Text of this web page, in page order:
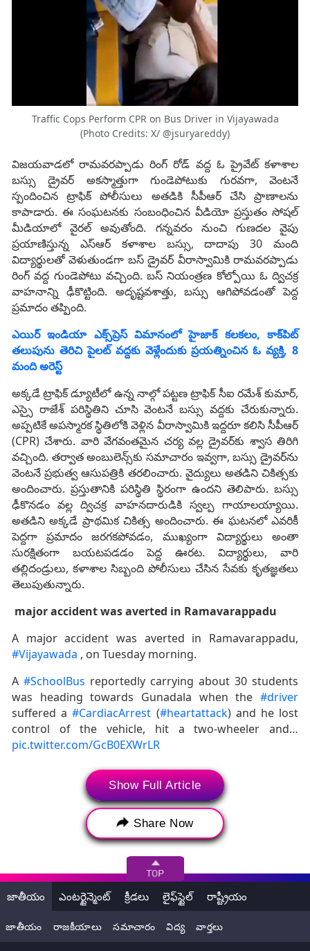
Traffic Cops Perform CPR on Bus Driver in Vijayawada
(Photo Credits: X/ @jsuryareddy)
విజయవాడలో రామవరప్పాడు రింగ్‌ రోడ్ వద్ద ఓ ప్రైవేట్ కళాశాల
బస్సు డ్రైవర్‌ అకస్మాత్తుగా గుండెపోటుకు గురవగా, వెంటనే
స్పందించిన ట్రాఫిక్‌ పోలీసులు అతడికి సీపీఆర్‌ చేసి ప్రాణాలను
కాపాడారు. ఈ సంఘటనకు సంబంధించిన వీడియో ప్రస్తుతం సోషల్
మీడియాలో వైరల్ అవుతోంది. గన్నవరం నుంచి గుణదల వైపు
ప్రయాణిస్తున్న ఎస్‌ఆర్‌ కళాశాల బస్సు, దాదాపు 30 మంది
విద్యార్థులతో వెళుతుండగా బస్‌ డ్రైవర్ వీరాస్వామికి రామవరప్పాడు
రింగ్ వద్ద గుండెపోటు వచ్చింది. బస్ నియంత్రణ కోల్పోయి ఓ ద్విచక్ర
వాహనాన్ని ఢీకొట్టింది. అదృష్టవశాత్తు, బస్సు ఆగిపోవడంతో పెద్ద
ప్రమాదం తప్పింది.
ఎయిర్ ఇండియా ఎక్స్‌ప్రెస్‌ విమానంలో హైజాక్ కలకలం, కాక్‌పిట్
తలుపును తెరిచి పైలట్ వద్దకు వెళ్లేందుకు ప్రయత్నించిన ఓ వ్యక్తి, 8
మంది అరెస్ట్
అక్కడే ట్రాఫిక్ డ్యూటీలో ఉన్న నాల్గో పట్టణ ట్రాఫిక్ సీఐ రమేశ్ కుమార్,
ఎస్సై రాజేశ్ పరిస్థితిని చూసి వెంటనే బస్సు వద్దకు చేరుకున్నారు.
అప్పటికే అపస్మారక స్థితిలోకి వెళ్లిన వీరాస్వామికి ఇద్దరూ కలిసి సీపీఆర్
(CPR) చేశారు. వారి వేగవంతమైన చర్య వల్ల డ్రైవర్‌కు శ్వాస తిరిగి
వచ్చింది. తర్వాత అంబులెన్స్‌కు సమాచారం ఇవ్వగా, బస్సు డ్రైవర్‌ను
వెంటనే ప్రభుత్వ ఆసుపత్రికి తరలించారు. వైద్యులు అతడిని చికిత్సకు
అందించారు. ప్రస్తుతానికి పరిస్థితి స్థిరంగా ఉందని తెలిపారు. బస్సు
ఢీకొనడం వల్ల ద్విచక్ర వాహనదారుడికి స్వల్ప గాయాలయ్యాయి.
అతడిని అక్కడే ప్రాథమిక చికిత్స అందించారు. ఈ ఘటనలో ఎవరికీ
పెద్దగా ప్రమాదం జరగకపోవడం, ముఖ్యంగా విద్యార్థులు అంతా
సురక్షితంగా బయటపడడం పెద్ద ఊరట. విద్యార్థులు, వారి
తల్లిదండ్రులు, కళాశాల సిబ్బంది పోలీసులు చేసిన సేవకు కృతజ్ఞతలు
తెలుపుతున్నారు.
major accident was averted in Ramavarappadu
A major accident was averted in Ramavarappadu,
#Vijayawada , on Tuesday morning.
A #SchoolBus reportedly carrying about 30 students
was heading towards Gunadala when the #driver
suffered a#CardiacArrest (#heartattack) and he lost
control of the vehicle, hit a two-wheeler and…
pic.twitter.com/GcB0EXWrLR
— Surya Reddy (@jsuryareddy)September 23, 2025
Show Full Article
Share Now
జాతీయం ఎంటర్టైన్మెంట్ క్రీడలు లైఫ్‌స్టైల్ రాష్ట్రీయం
జాతీయం రాజకీయాలు సమాచారం విద్య వార్తలు